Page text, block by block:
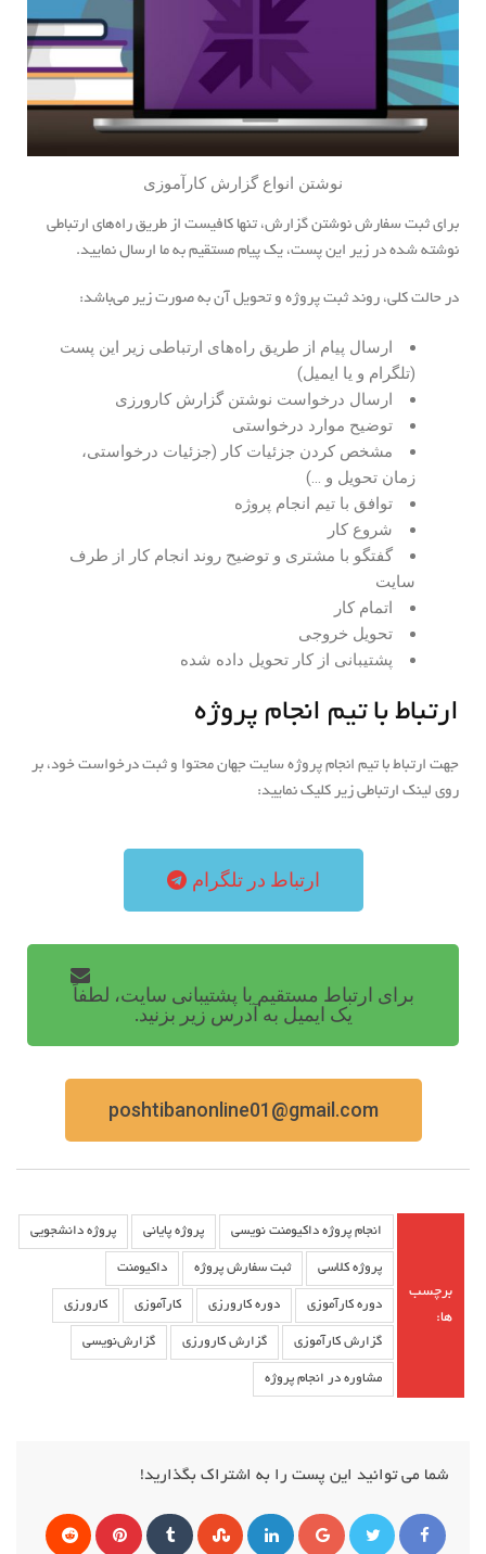
نوشتن انواع گزارش کارآموزی
برای ثبت سفارش نوشتن گزارش، تنها کافیست از طریق راه‌های ارتباطی
نوشته شده در زیر این پست، یک پیام مستقیم به ما ارسال نمایید.
در حالت کلی، روند ثبت پروژه و تحویل آن به صورت زیر می‌باشد:
ارسال پیام از طریق راه‌های ارتباطی زیر این پست
(تلگرام و یا ایمیل)
ارسال درخواست نوشتن گزارش کارورزی
توضیح موارد درخواستی
مشخص کردن جزئیات کار (جزئیات درخواستی،
زمان تحویل و …)
توافق با تیم انجام پروژه
شروع کار
گفتگو با مشتری و توضیح روند انجام کار از طرف
سایت
اتمام کار
تحویل خروجی
پشتیبانی از کار تحویل داده شده
ارتباط با تیم انجام پروژه
جهت ارتباط با تیم انجام پروژه سایت جهان محتوا و ثبت درخواست خود، بر
روی لینک‎ ارتباطی زیر کلیک نمایید:
ارتباط در تلگرام
برای ارتباط مستقیم با پشتیبانی سایت، لطفاً
یک ایمیل به آدرس زیر بزنید.
poshtibanonline01@gmail.com
برچسب
ها:
انجام پروژه داکیومنت‌ نویسی پروژه پایانی پروژه دانشجویی
پروژه کلاسی ثبت سفارش پروژه داکیومنت
دوره کارآموزی دوره کارورزی کارآموزی کارورزی
گزارش کارآموزی گزارش کارورزی گزارش‌نویسی
مشاوره در انجام پروژه
شما می توانید این پست را به اشتراک بگذارید!